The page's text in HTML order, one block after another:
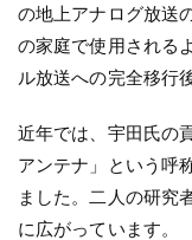
の地上アナログ放送
の家庭で使用される
ル放送への完全移行
近年では、宇田氏の
アンテナ」という呼
ました。二人の研究
に広がっています。